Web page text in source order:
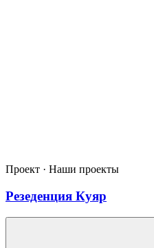
Проект · Наши проекты
Резеденция Куяр